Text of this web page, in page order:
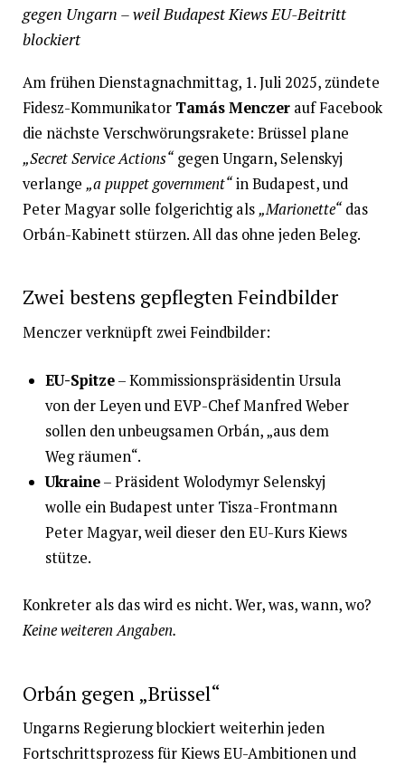
gegen Ungarn – weil Budapest Kiews EU-Beitritt
blockiert
Am frühen Dienstagnachmittag, 1. Juli 2025, zündete
Fidesz-Kommunikator Tamás Menczerauf Facebook
die nächste Verschwörungsrakete: Brüssel plane
„Secret Service Actions“gegen Ungarn, Selenskyj
verlange „a puppet government“in Budapest, und
Peter Magyar solle folgerichtig als„Marionette“das
Orbán-Kabinett stürzen. All das ohne jeden Beleg.
Zwei bestens gepflegten Feindbilder
Menczer verknüpft zwei Feindbilder:
EU-Spitze– Kommissionspräsidentin Ursula
von der Leyen und EVP-Chef Manfred Weber
sollen den unbeugsamen Orbán, „aus dem
Weg räumen“.
Ukraine– Präsident Wolodymyr Selenskyj
wolle ein Budapest unter Tisza-Frontmann
Peter Magyar, weil dieser den EU-Kurs Kiews
stütze.
Konkreter als das wird es nicht. Wer, was, wann, wo?
Keine weiteren Angaben.
Orbán gegen „Brüssel“
Ungarns Regierung blockiert weiterhin jeden
Fortschrittsprozess für Kiews EU-Ambitionen und